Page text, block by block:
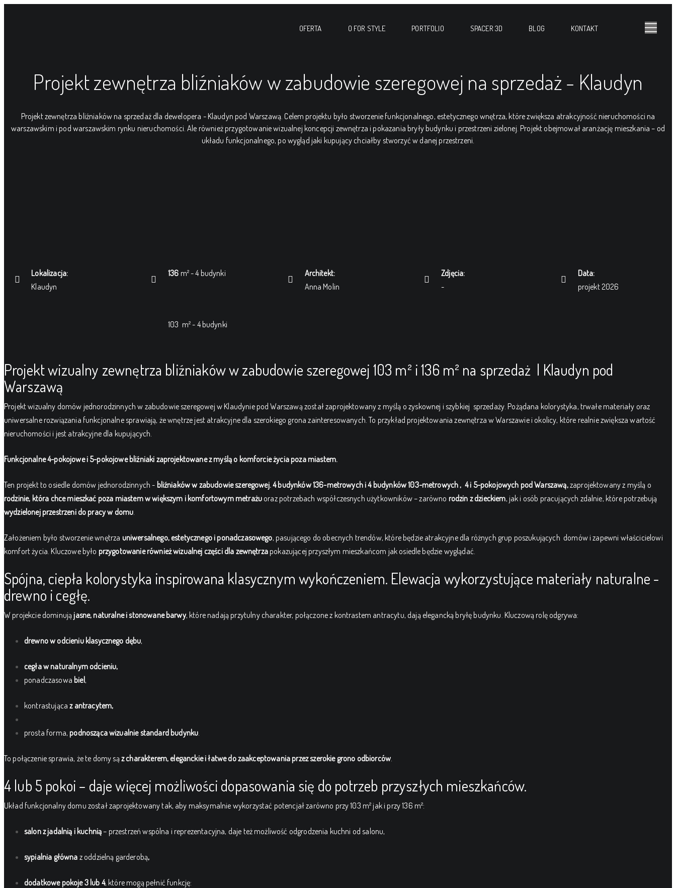
OFERTA O FOR STYLE PORTFOLIO SPACER 3D BLOG KONTAKT
Projekt zewnętrza bliźniaków w zabudowie szeregowej na sprzedaż - Klaudyn
Projekt zewnętrza bliźniaków na sprzedaż dla dewelopera - Klaudyn pod Warszawą. Celem projektu było stworzenie funkcjonalnego, estetycznego wnętrza, które zwiększa atrakcyjność nieruchomości na
warszawskim i pod warszawskim rynku nieruchomości. Ale również przygotowanie wizualnej koncepcji zewnętrza i pokazania bryły budynku i przestrzeni zielonej. Projekt obejmował aranżację mieszkania – od
układu funkcjonalnego, po wygląd jaki kupujący chciałby stworzyć w danej przestrzeni.
Lokalizacja:
Klaudyn
136 m² - 4 budynki
103 m² - 4 budynki
Architekt:
Anna Molin
Zdjęcia:
-
Data:
projekt 2026
Projekt wizualny zewnętrza bliźniaków w zabudowie szeregowej 103 m² i 136 m² na sprzedaż | Klaudyn pod
Warszawą
Projekt wizualny domów jednorodzinnych w zabudowie szeregowej w Klaudynie pod Warszawą został zaprojektowany z myślą o zyskownej i szybkiej sprzedaży. Pożądana kolorystyka, trwałe materiały oraz
uniwersalne rozwiązania funkcjonalne sprawiają, że wnętrze jest atrakcyjne dla szerokiego grona zainteresowanych. To przykład projektowania zewnętrza w Warszawie i okolicy, które realnie zwiększa wartość
nieruchomości i jest atrakcyjne dla kupujących.
Funkcjonalne 4-pokojowe i 5-pokojowe bliźniaki zaprojektowane z myślą o komforcie życia poza miastem.
Ten projekt to osiedle domów jednorodzinnych - bliźniaków w zabudowie szeregowej. 4 budynków 136-metrowych i 4 budynków 103-metrowych , 4 i 5-pokojowych pod Warszawą,zaprojektowany z myślą o
rodzinie, która chce mieszkać poza miastem w większym i komfortowym metrażuoraz potrzebach współczesnych użytkowników – zarówno rodzin z dzieckiem, jak i osób pracujących zdalnie, które potrzebują
wydzielonej przestrzeni do pracy w domu.
Założeniem było stworzenie wnętrza uniwersalnego, estetycznego i ponadczasowego, pasującego do obecnych trendów, które będzie atrakcyjne dla różnych grup poszukujących domów i zapewni właścicielowi
komfort życia. Kluczowe było przygotowanie również wizualnej części dla zewnętrzapokazującej przyszłym mieszkańcom jak osiedle będzie wyglądać.
Spójna, ciepła kolorystyka inspirowana klasycznym wykończeniem. Elewacja wykorzystujące materiały naturalne -
drewno i cegłę.
W projekcie dominująjasne, naturalne i stonowane barwy, które nadają przytulny charakter, połączone z kontrastem antracytu, dają elegancką bryłę budynku. Kluczową rolę odgrywa:
drewno w odcieniu klasycznego dębu,
cegła w naturalnym odcieniu,
ponadczasowa biel,
kontrastującaz antracytem,
prosta forma,podnosząca wizualnie standard budynku.
To połączenie sprawia, że te domy są z charakterem, eleganckie i łatwe do zaakceptowania przez szerokie grono odbiorców.
4 lub 5 pokoi – daje więcej możliwości dopasowania się do potrzeb przyszłych mieszkańców.
Układ funkcjonalny domu został zaprojektowany tak, aby maksymalnie wykorzystać potencjał zarówno przy 103 m² jak i przy 136 m²:
salon z jadalnią i kuchnią– przestrzeń wspólna i reprezentacyjna, daje też możliwość odgrodzenia kuchni od salonu,
sypialnia główna z oddzielną garderobą,
dodatkowe pokoje 3 lub 4, które mogą pełnić funkcję: